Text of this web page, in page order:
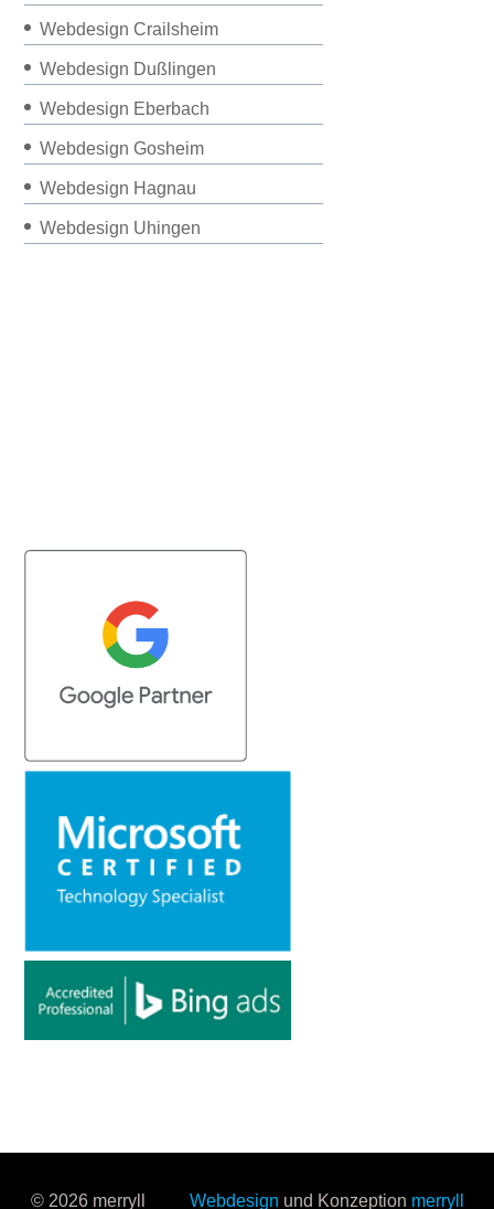
Webdesign Crailsheim
Webdesign Dußlingen
Webdesign Eberbach
Webdesign Gosheim
Webdesign Hagnau
Webdesign Uhingen
© 2026 merryll Webdesign und Konzeption merryll